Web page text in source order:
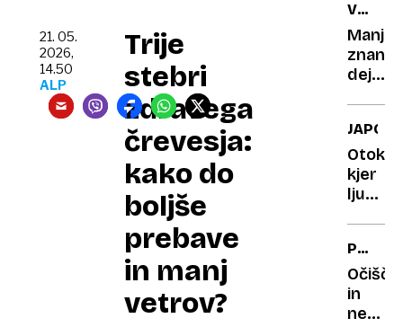
Trije
stebri
zdravega
črevesja:
kako do
boljše
prebave
in manj
vetrov?
21. 05.
2026,
14.50
ALP
zaliv
na
svetu
V
Manj
znana
imajo
5 oči
in 2
medu
kar
Otok,
kjer
ljubki
3.
DEL
in